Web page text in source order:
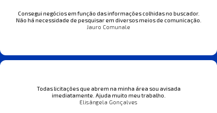
Consegui negócios em função das informações colhidas no buscador.
Não há necessidade de pesquisar em diversos meios de comunicação.
Jauro Comunale
Todas licitações que abrem na minha área sou avisada
imediatamente. Ajuda muito meu trabalho.
Elisângela Gonçalves